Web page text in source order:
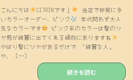
こんにちは CITRINです！
当店で非常に多
いカラーオーダー、ピンク
年代問わず大人
気なカラーです
ピンク系のカラーは髪のツ
ヤ感が綺麗に出てくれる傾向にありますね
やはり髪にツヤがあるだけで 「綺麗な人」
や、 […]
続きを読む